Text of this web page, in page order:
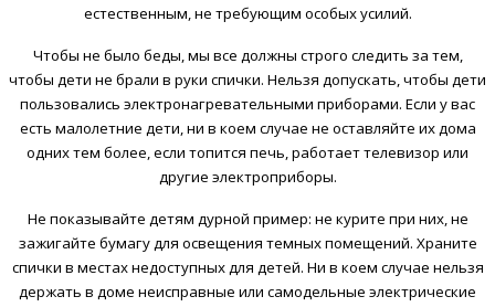
естественным, не требующим особых усилий.
Чтобы не было беды, мы все должны строго следить за тем,
чтобы дети не брали в руки спички. Нельзя допускать, чтобы дети
пользовались электронагревательными приборами. Если у вас
есть малолетние дети, ни в коем случае не оставляйте их дома
одних тем более, если топится печь, работает телевизор или
другие электроприборы.
Не показывайте детям дурной пример: не курите при них, не
зажигайте бумагу для освещения темных помещений. Храните
спички в местах недоступных для детей. Ни в коем случае нельзя
держать в доме неисправные или самодельные электрические